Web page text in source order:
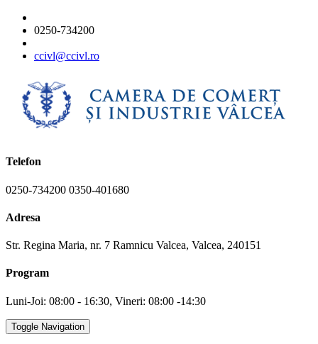
0250-734200
ccivl@ccivl.ro
Telefon
0250-734200 0350-401680
Adresa
Str. Regina Maria, nr. 7 Ramnicu Valcea, Valcea, 240151
Program
Luni-Joi: 08:00 - 16:30, Vineri: 08:00 -14:30
Toggle Navigation